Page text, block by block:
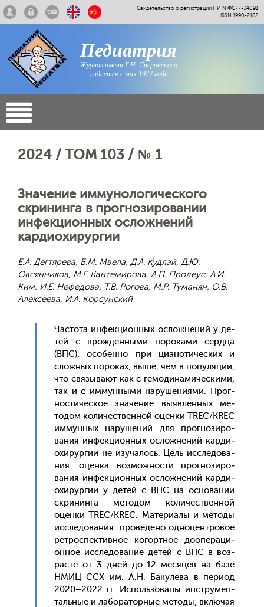
Свидетельство о регистрации ПИ N ФС77-34091
ISSN 1990-2182
Педиатрия
Журнал имени Г.Н. Сперанского
издается с мая 1922 года
2024 / ТОМ 103 / № 1
Значение иммунологического
скрининга в прогнозировании
инфекционных осложнений
кардиохирургии
Е.А. Дегтярева, Б.М. Мвела, Д.А. Кудлай, Д.Ю.
Овсянников, М.Г. Кантемирова, А.П. Продеус, А.И.
Ким, И.Е. Нефедова, Т.В. Рогова, М.Р. Туманян, О.В.
Алексеева, И.А. Корсунский
Час­то­та ин­фекци­он­ных ос­ложне­ний у де­
тей с врож­денны­ми по­рока­ми сер­дца
(ВПС), осо­бен­но при ци­ано­тичес­ких и
слож­ных по­роках, вы­ше, чем в по­пуля­ции,
что свя­зыва­ют как с ге­моди­нами­чес­ки­ми,
так и с им­мунны­ми на­руше­ни­ями. Прог­
ности­чес­кое зна­чение вы­яв­ленных ме­
тодом ко­личес­твен­ной оцен­ки TREC/KREC
им­мунных на­руше­ний для прог­но­зиро­
вания ин­фекци­он­ных ос­ложне­ний кар­ди­
охи­рур­гии не изу­чалось. Цель ис­сле­дова­
ния: оцен­ка воз­можнос­ти прог­но­зиро­
вания ин­фекци­он­ных ос­ложне­ний кар­ди­
охи­рур­гии у де­тей с ВПС на ос­но­вании
скри­нин­га ме­тодом ко­личес­твен­ной
оцен­ки TREC/KREC. Ма­тери­алы и ме­тоды
ис­сле­дова­ния: про­веде­но од­но­цен­тро­вое
рет­роспек­тивное ко­гор­тное до­опе­раци­
он­ное ис­сле­дова­ние де­тей с ВПС в воз­
расте от 3 дней до 12 ме­сяцев на ба­зе
НМИЦ ССХ им. А.Н. Ба­куле­ва в пе­ри­од
2020–2022 гг. Ис­поль­зо­ваны инс­тру­мен­
таль­ные и ла­бора­тор­ные ме­тоды, вклю­чая